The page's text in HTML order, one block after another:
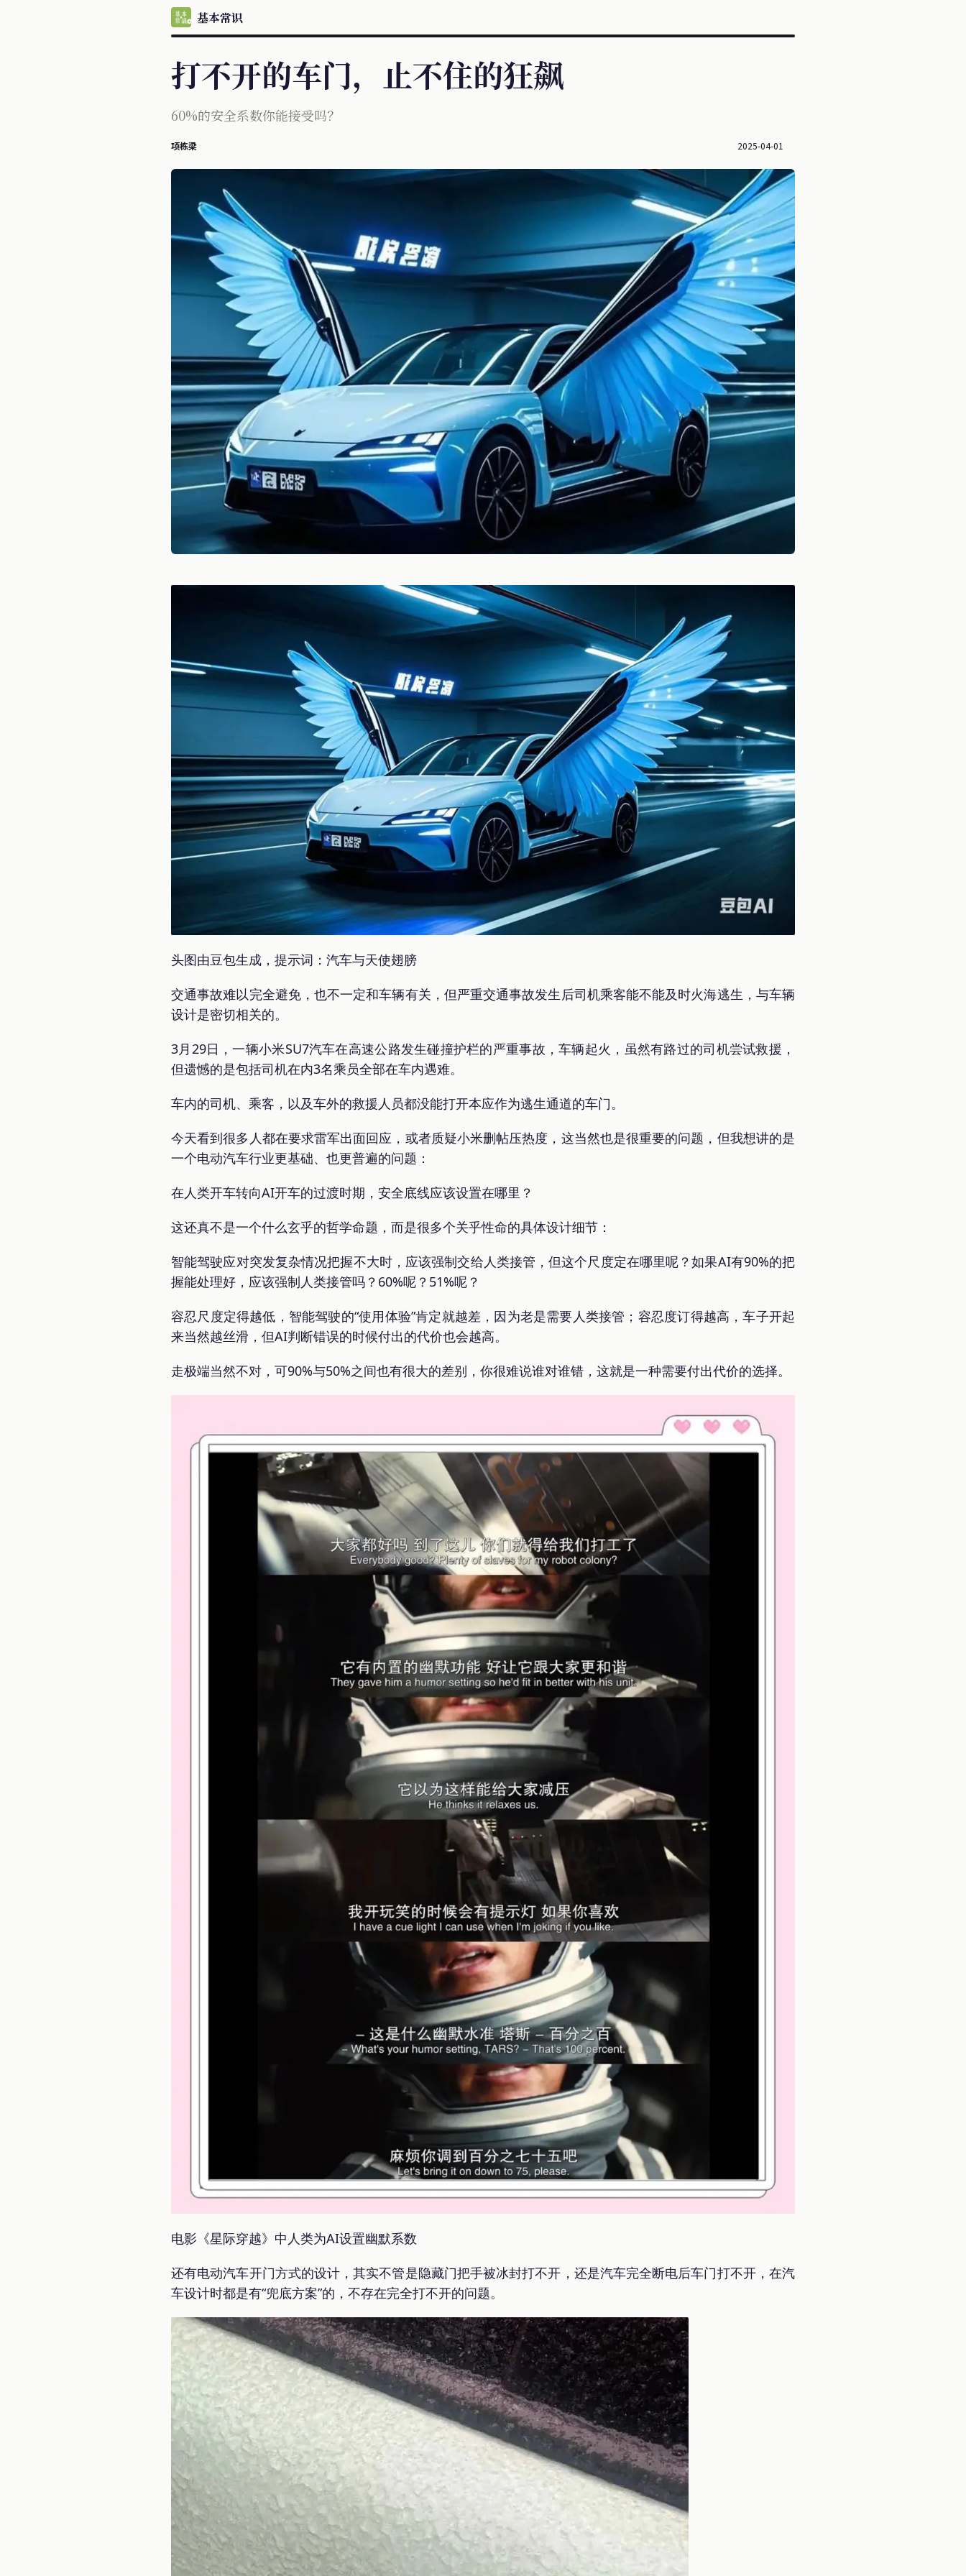
基本常识
打不开的车门，止不住的狂飙
60%的安全系数你能接受吗？
项栋梁 2025-04-01
头图由豆包生成，提示词：汽车与天使翅膀
交通事故难以完全避免，也不一定和车辆有关，但严重交通事故发生后司机乘客能不能及时火海逃生，与车辆
设计是密切相关的。
3月29日，一辆小米SU7汽车在高速公路发生碰撞护栏的严重事故，车辆起火，虽然有路过的司机尝试救援，
但遗憾的是包括司机在内3名乘员全部在车内遇难。
车内的司机、乘客，以及车外的救援人员都没能打开本应作为逃生通道的车门。
今天看到很多人都在要求雷军出面回应，或者质疑小米删帖压热度，这当然也是很重要的问题，但我想讲的是
一个电动汽车行业更基础、也更普遍的问题：
在人类开车转向AI开车的过渡时期，安全底线应该设置在哪里？
这还真不是一个什么玄乎的哲学命题，而是很多个关乎性命的具体设计细节：
智能驾驶应对突发复杂情况把握不大时，应该强制交给人类接管，但这个尺度定在哪里呢？如果AI有90%的把
握能处理好，应该强制人类接管吗？60%呢？51%呢？
容忍尺度定得越低，智能驾驶的“使用体验”肯定就越差，因为老是需要人类接管；容忍度订得越高，车子开起
来当然越丝滑，但AI判断错误的时候付出的代价也会越高。
走极端当然不对，可90%与50%之间也有很大的差别，你很难说谁对谁错，这就是一种需要付出代价的选择。
电影《星际穿越》中人类为AI设置幽默系数
还有电动汽车开门方式的设计，其实不管是隐藏门把手被冰封打不开，还是汽车完全断电后车门打不开，在汽
车设计时都是有“兜底方案”的，不存在完全打不开的问题。